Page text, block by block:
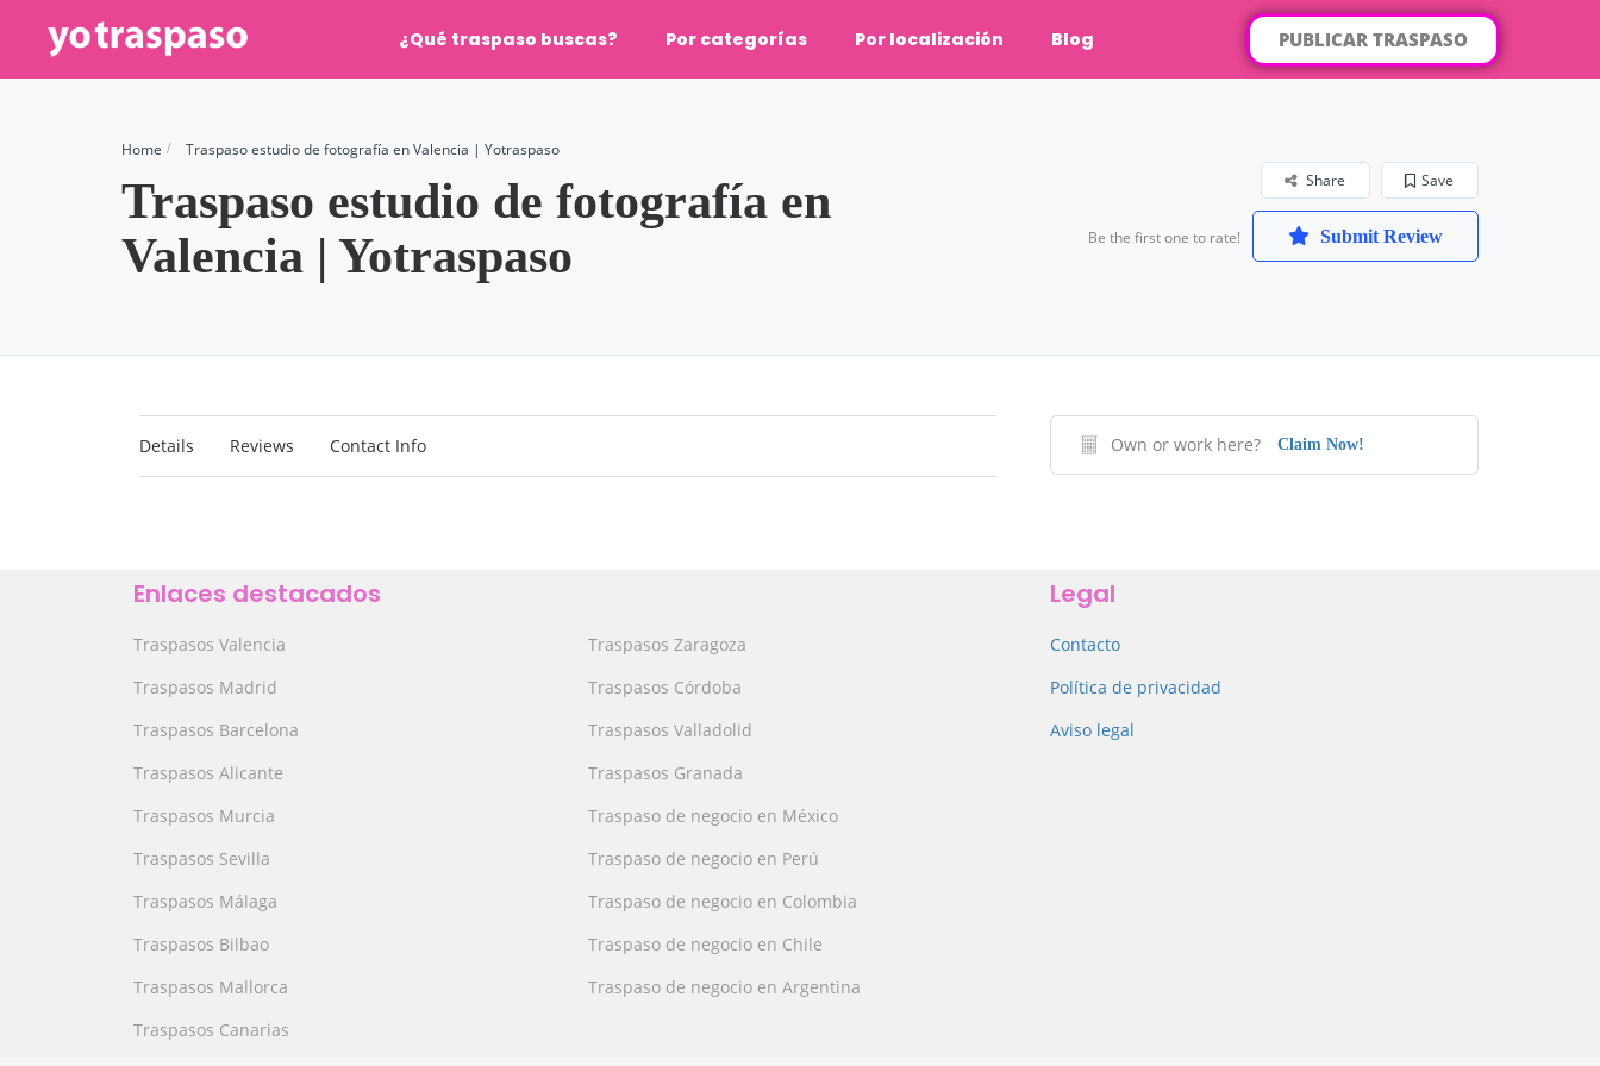
¿Qué traspaso buscas? Por categorías Por localización Blog PUBLICAR TRASPASO
Home Traspaso estudio de fotografía en Valencia | Yotraspaso
Traspaso estudio de fotografía en
Valencia | Yotraspaso
Save
Share
Be the first one to rate! Submit Review
Details Reviews Contact Info Own or work here? Claim Now!
Enlaces destacados
Traspasos Valencia
Traspasos Madrid
Traspasos Barcelona
Traspasos Alicante
Traspasos Murcia
Traspasos Sevilla
Traspasos Málaga
Traspasos Bilbao
Traspasos Mallorca
Traspasos Canarias
Traspasos Zaragoza
Traspasos Córdoba
Traspasos Valladolid
Traspasos Granada
Traspaso de negocio en México
Traspaso de negocio en Perú
Traspaso de negocio en Colombia
Traspaso de negocio en Chile
Traspaso de negocio en Argentina
Legal
Contacto
Política de privacidad
Aviso legal